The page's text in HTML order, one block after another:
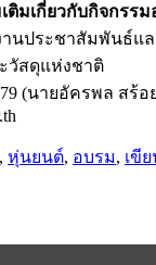
ติมเกี่ยวกับกิจกรร
านประชาสัมพันธ์แ
วัสดุแห่งชาติ
(นายอัครพล สร้อ
, หุ่นยนต์, อบรม, เขี